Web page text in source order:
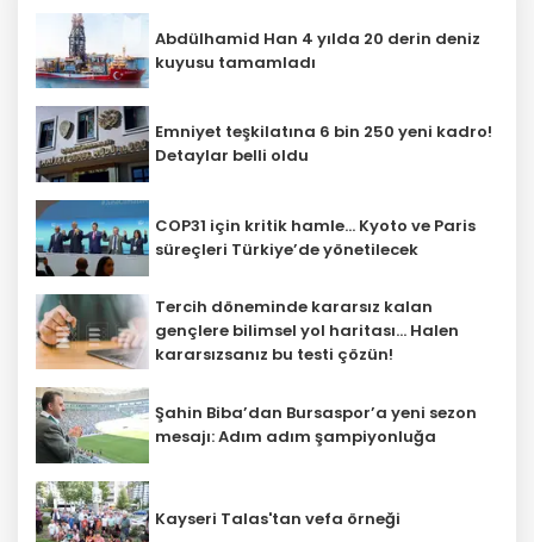
Abdülhamid Han 4 yılda 20 derin deniz
kuyusu tamamladı
Emniyet teşkilatına 6 bin 250 yeni kadro!
Detaylar belli oldu
COP31 için kritik hamle... Kyoto ve Paris
süreçleri Türkiye’de yönetilecek
Tercih döneminde kararsız kalan
gençlere bilimsel yol haritası... Halen
kararsızsanız bu testi çözün!
Şahin Biba’dan Bursaspor’a yeni sezon
mesajı: Adım adım şampiyonluğa
Kayseri Talas'tan vefa örneği